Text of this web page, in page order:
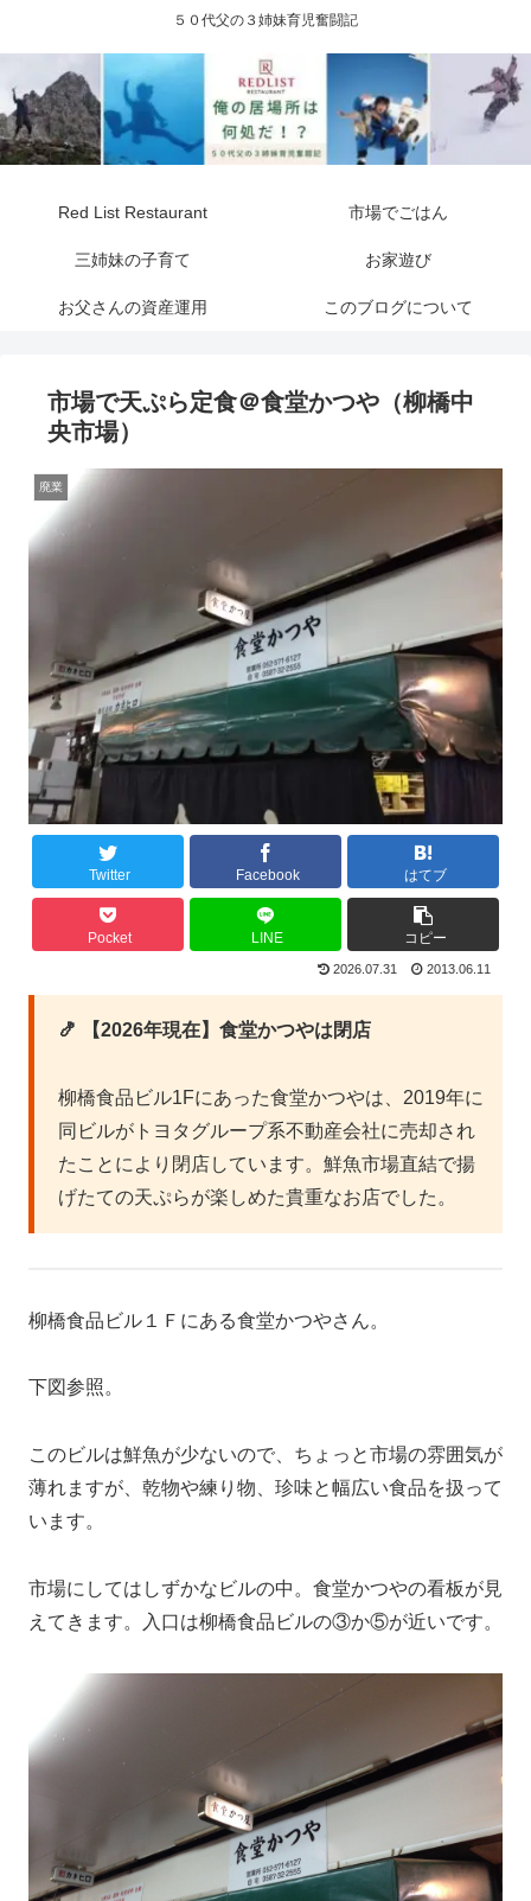
５０代父の３姉妹育児奮闘記
Red List Restaurant 市場でごはん
三姉妹の子育て お家遊び
お父さんの資産運用 このブログについて
市場で天ぷら定食＠食堂かつや（柳橋中
央市場）
廃業
Twitter Facebook はてブ
Pocket LINE コピー
2026.07.31 2013.06.11
🍤 【2026年現在】食堂かつやは閉店
柳橋食品ビル1Fにあった食堂かつやは、2019年に
同ビルがトヨタグループ系不動産会社に売却され
たことにより閉店しています。鮮魚市場直結で揚
げたての天ぷらが楽しめた貴重なお店でした。
柳橋食品ビル１Ｆにある食堂かつやさん。
下図参照。
このビルは鮮魚が少ないので、ちょっと市場の雰囲気が
薄れますが、乾物や練り物、珍味と幅広い食品を扱って
います。
市場にしてはしずかなビルの中。食堂かつやの看板が見
えてきます。入口は柳橋食品ビルの③か⑤が近いです。